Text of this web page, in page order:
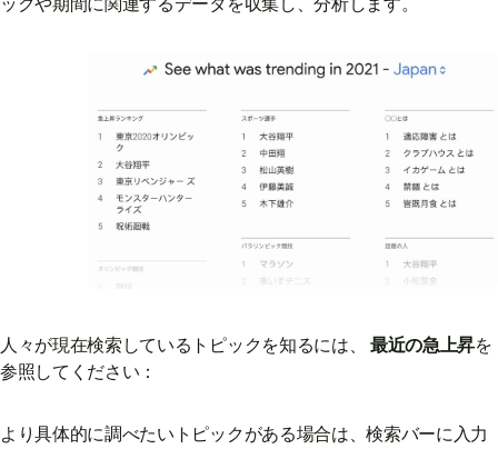
人々が現在検索しているトピックを知るには、 最近の急上昇を
参照してください：
より具体的に調べたいトピックがある場合は、検索バーに入力